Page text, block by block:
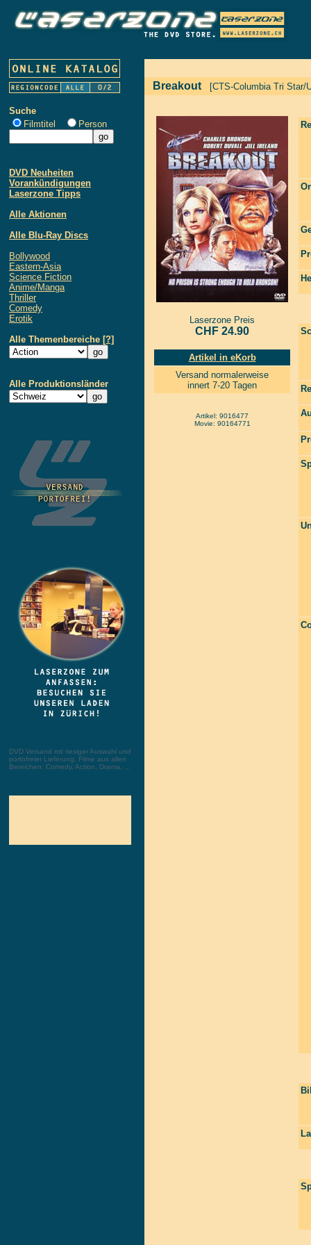
Suche
Filmtitel
Person
DVD Neuheiten
Vorankündigungen
Laserzone Tipps
Alle Aktionen
Alle Blu-Ray Discs
Bollywood
Eastern-Asia
Science Fiction
Anime/Manga
Thriller
Comedy
Erotik
Alle Themenbereiche [?]
Alle Produktionsländer
DVD Versand mit riesiger Auswahl und
portofreier Lieferung. Filme aus allen
Bereichen: Comedy, Action, Drama, ...
Breakout [CTS-Columbia Tri Star/
Laserzone Preis
CHF 24.90
Artikel in eKorb
Versand normalerweise
innert 7-20 Tagen
Artikel: 9016477
Movie: 90164771